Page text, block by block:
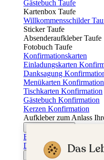
Gästebuch Taufe
Kartenbox Taufe
Willkommensschilder
Sticker Taufe
Absenderaufkleber Taufe
Fotobuch Taufe
Konfirmationskarten
Einladungskarten
Danksagung
Menükarten Konfirmation
Tischkarten Konfirmation
Gästebuch Konfirmation
Kerzen Konfirmation
Aufkleber zum Anlass
Einladungskarten Firmung
Dankeskarten Firmung
JugendweihekartenDas